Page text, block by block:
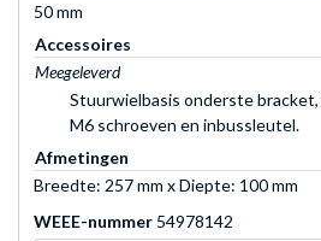
50 mm
Accessoires
Meegeleverd
Stuurwielbasis onderste
M6 schroeven en inbussleutel.
Afmetingen
Breedte: 257 mm x Diepte: 100 mm
WEEE-nummer 54978142